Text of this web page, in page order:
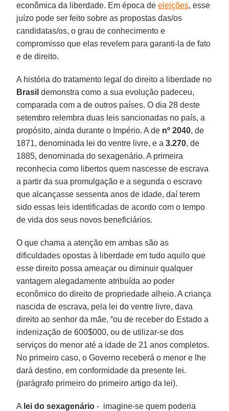
econômica da liberdade. Em época deeleições, esse
juízo pode ser feito sobre as propostas das/os
candidatas/os, o grau de conhecimento e
compromisso que elas revelem para garanti-la de fato
e de direito.
A história do tratamento legal do direito a liberdade no
Brasil demonstra como a sua evolução padeceu,
comparada com a de outros países. O dia 28 deste
setembro relembra duas leis sancionadas no país, a
propósito, ainda durante o Império. A de nº 2040, de
1871, denominada lei do ventre livre, e a3.270, de
1885, denominada do sexagenário. A primeira
reconhecia como libertos quem nascesse de escrava
a partir da sua promulgação e a segunda o escravo
que alcançasse sessenta anos de idade, daí terem
sido essas leis identificadas de acordo com o tempo
de vida dos seus novos beneficiários.
O que chama a atenção em ambas são as
dificuldades opostas à liberdade em tudo aquilo que
esse direito possa ameaçar ou diminuir qualquer
vantagem alegadamente atribuída ao poder
econômico do direito de propriedade alheio. A criança
nascida de escrava, pela lei do ventre livre, dava
direito ao senhor da mãe, “ou de receber do Estado a
indenização de 600$000, ou de utilizar-se dos
serviços do menor até a idade de 21 anos completos.
No primeiro caso, o Governo receberá o menor e lhe
dará destino, em conformidade da presente lei.
(parágrafo primeiro do primeiro artigo da lei).
A lei do sexagenário - imagine-se quem poderia